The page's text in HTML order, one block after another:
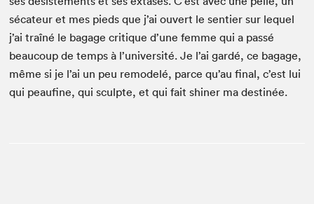
séca­teur et mes pieds que j’ai ouvert le sen­tier sur lequel
j’ai traîné le bagage cri­tique d’une femme qui a passé
beau­coup de temps à l’université. Je l’ai gardé, ce bagage,
même si je l’ai un peu remod­elé, parce qu’au final, c’est lui
qui peaufine, qui sculpte, et qui fait shin­er ma destinée.